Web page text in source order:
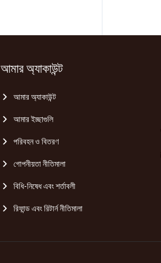
আমার অ্যাকাউন্ট
আমার অ্যাকাউন্ট
আমার ইচ্ছাগুলি
পরিবহন ও বিতরণ
গোপনীয়তা নীতিমালা
বিধি-নিষেধ এবং শর্তাবলী
রিফান্ড এবং রিটার্ন নীতিমালা